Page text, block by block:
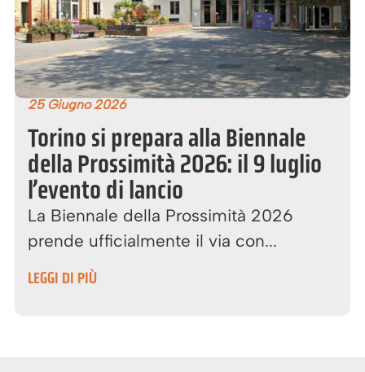
25 Giugno 2026
Torino si prepara alla Biennale
della Prossimità 2026: il 9 luglio
l’evento di lancio
La Biennale della Prossimità 2026
prende ufficialmente il via con...
LEGGI DI PIÙ